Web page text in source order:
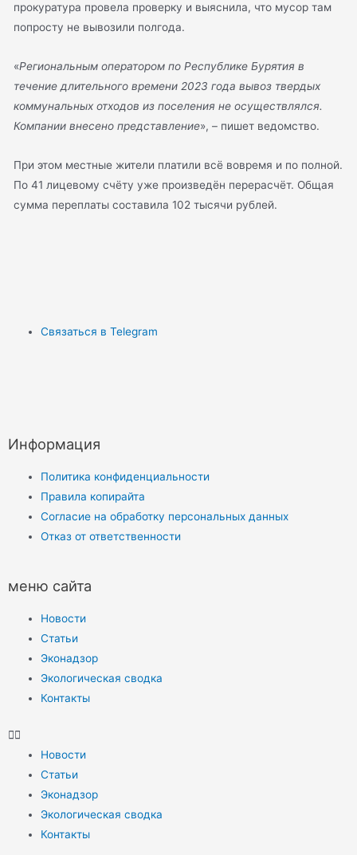
прокуратура провела проверку и выяснила, что мусор там
попросту не вывозили полгода.
«Региональным оператором по Республике Бурятия в
течение длительного времени 2023 года вывоз твердых
коммунальных отходов из поселения не осуществлялся.
Компании внесено представление», – пишет ведомство.
При этом местные жители платили всё вовремя и по полной.
По 41 лицевому счёту уже произведён перерасчёт. Общая
сумма переплаты составила 102 тысячи рублей.
Связаться в Telegram
Информация
Политика конфиденциальности
Правила копирайта
Согласие на обработку персональных данных
Отказ от ответственности
меню сайта
Новости
Статьи
Эконадзор
Экологическая сводка
Контакты
Новости
Статьи
Эконадзор
Экологическая сводка
Контакты